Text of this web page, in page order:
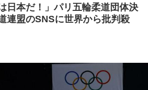
日本だ！」パリ五輪柔道団体決
連盟のSNSに世界から批判殺